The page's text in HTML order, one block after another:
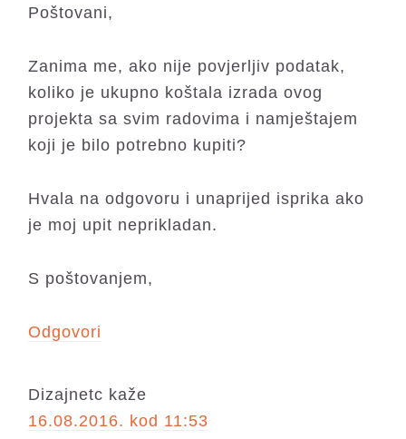
Poštovani,
Zanima me, ako nije povjerljiv podatak,
koliko je ukupno koštala izrada ovog
projekta sa svim radovima i namještajem
koji je bilo potrebno kupiti?
Hvala na odgovoru i unaprijed isprika ako
je moj upit neprikladan.
S poštovanjem,
Odgovori
Dizajnetc kaže
16.08.2016. kod 11:53